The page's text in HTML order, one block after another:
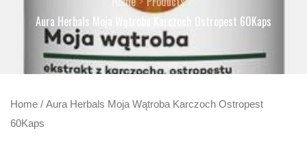
Aura Herbals Moja Wątroba Karczoch Ostropest 60Kaps
Home / Aura Herbals Moja Wątroba Karczoch Ostropest
60Kaps